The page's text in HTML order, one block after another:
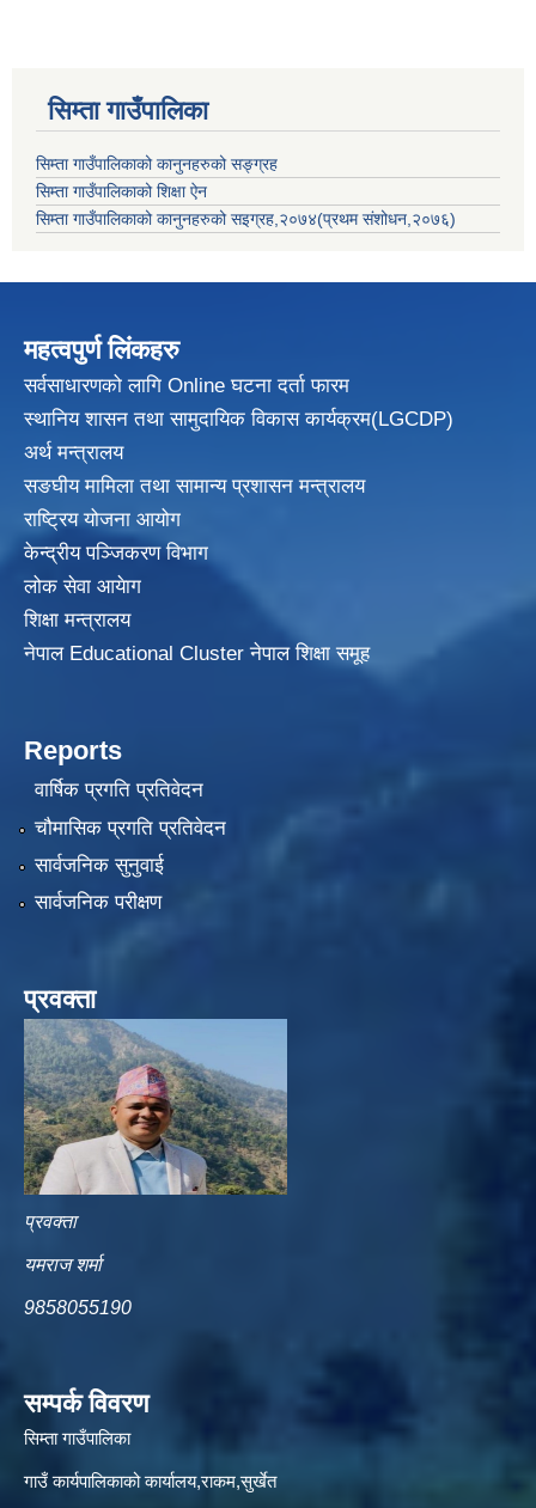
सिम्ता गाउँपालिका
सिम्ता गाउँपालिकाको कानुनहरुको सङ्ग्रह
सिम्ता गाउँपालिकाको शिक्षा ऐन
सिम्ता गाउँपालिकाको कानुनहरुको सइग्रह,२०७४(प्रथम संशोधन,२०७६)
महत्वपुर्ण लिंकहरु
सर्वसाधारणको लागि Online घटना दर्ता फारम
स्थानिय शासन तथा सामुदायिक विकासकार्यक्रम(LGCDP)
अर्थ मन्त्रालय
सङघीय मामिला तथा सामान्य प्रशासन मन्त्रालय
राष्ट्रिय योजना आयोग
केन्द्रीय पञ्जिकरण विभाग
लोक सेवा आयेाग
शिक्षा मन्त्रालय
नेपाल Educational Cluster नेपाल शिक्षा समूह
Reports
वार्षिक प्रगति प्रतिवेदन
चौमासिक प्रगति प्रतिवेदन
सार्वजनिक सुनुवाई
सार्वजनिक परीक्षण
प्रवक्ता
प्रवक्ता
यमराज शर्मा
9858055190
सम्पर्क विवरण
सिम्ता गाउँपालिका
गाउँ कार्यपालिकाको कार्यालय,राकम,सुर्खेत